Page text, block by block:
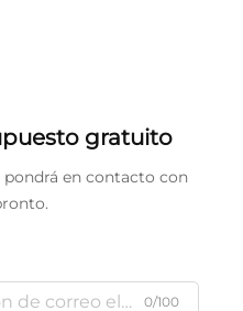
gratuito
en contacto con
0/100